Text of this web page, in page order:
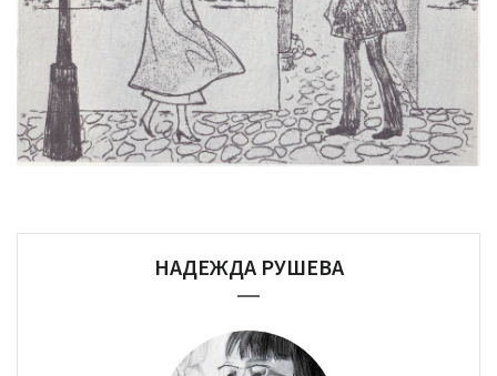
НАДЕЖДА РУШЕВА